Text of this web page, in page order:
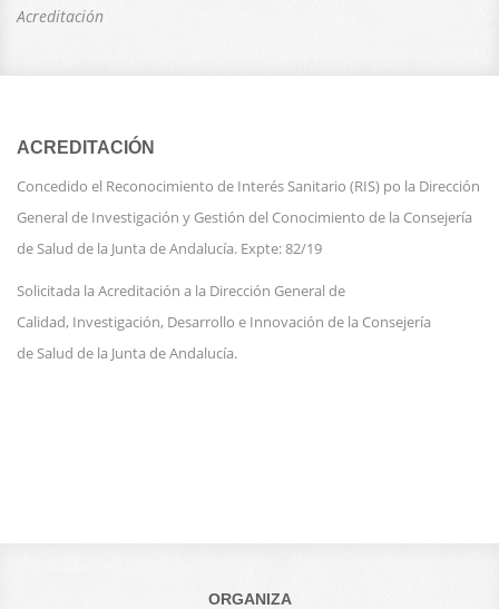
Acreditación
ACREDITACIÓN
Concedido el Reconocimiento de Interés Sanitario (RIS) po la Dirección
General de Investigación y Gestión del Conocimiento de la Consejería
de Salud de la Junta de Andalucía. Expte: 82/19
Solicitada la Acreditación a la Dirección General de
Calidad, Investigación, Desarrollo e Innovación de la Consejería
de Salud de la Junta de Andalucía.
ORGANIZA